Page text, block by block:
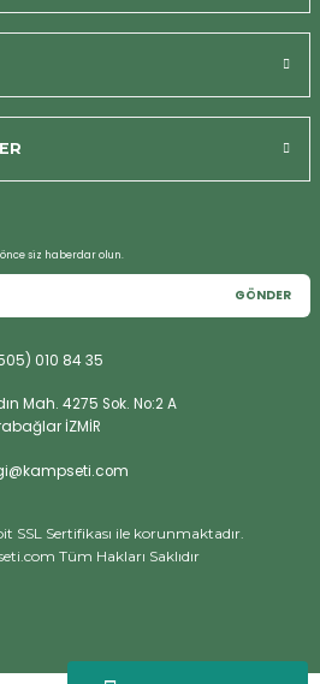
siz haberdar olun.
GÖNDER
010 84 35
Mah. 4275 Sok. No:2 A
İZMİR
SSL Sertifikası ile korunmaktadır.
Tüm Hakları Saklıdır